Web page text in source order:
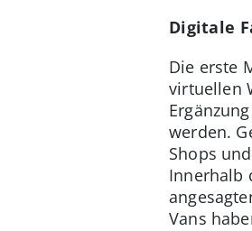
Digitale
Die erste
virtuellen
werden.
Shops
Innerhalb
Vans